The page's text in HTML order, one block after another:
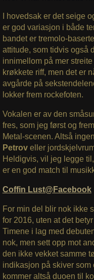
I hovedsak er det seige
er god variasjon i både
bandet er tremolo-
attitude, som tidvis også
innimellom på mer
krøkkete riff, men det er
avgårde på
lokker frem rockefoten.
Vokalen er av den
fres, som jeg først og
Metal-scenen. Altså
Petrov eller
Heldigvis, vil jeg legge
er en god match til
Coffin Lust@Facebook
For min del blir nok ikke
for 2016, uten at det
Timene i lag med
nok, men sett opp mot
den ikke vekket samme
indikasjon på skiver som
kommer altså duoen til